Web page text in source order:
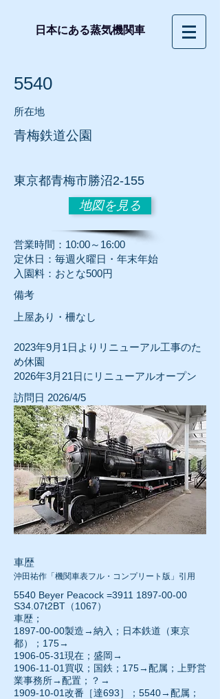
日本にある蒸気機関車
5540
所在地
青梅鉄道公園
東京都青梅市勝沼2-155
地図を見る
営業時間：10:00～16:00
定休日：毎週火曜日・年末年始
入園料：おとな500円
​備考
上屋あり・柵なし
2023年9月1日よりリニューアル工事のた
め休園
2026年3月21日にリニューアルオープン
訪問日 2026/4/5
車歴
沖田祐作「機関車表フル・コンプリート版」引用
5540 Beyer Peacock =3911 1897-00-00
S34.07t2BT（1067）
車歴；
1897-00-00製造→納入；日本鉄道（東京
都）；175→
1906-05-31現在；盛岡→
1906-11-01買収；国鉄；175→配属；上野営
業事務所→配置；？→
1909-10-01改番［達693］；5540→配属；